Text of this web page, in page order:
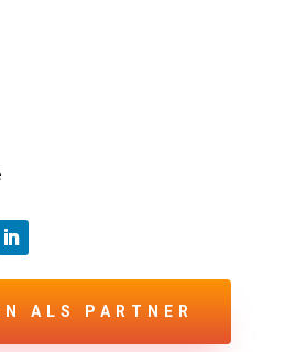
ALS PARTNER